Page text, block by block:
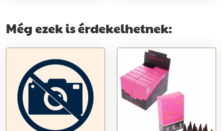
Még ezek is érdekelhetnek: